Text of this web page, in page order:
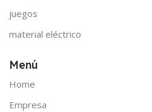
juegos
material eléctrico
Menú
Home
Empresa